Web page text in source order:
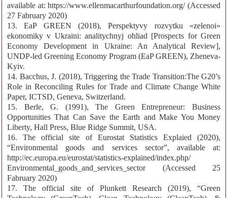
available at: https://www.ellenmacarthurfoundation.org/ (Accessed
27 Fabruary 2020)
13. EaP GREEN (2018), Perspektyvy rozvytku «zelenoi»
ekonomiky v Ukraini: analitychnyj ohliad [Prospects for Green
Economy Development in Ukraine: An Analytical Review],
UNDP-led Greening Economy Program (EaP GREEN), Zheneva-
Kyiv.
14. Bacchus, J. (2018), Triggering the Trade Transition:The G20’s
Role in Reconciling Rules for Trade and Climate Change White
Paper, ICTSD, Geneva, Switzerland.
15. Berle, G. (1991), The Green Entrepreneur: Business
Opportunities That Can Save the Earth and Make You Money
Liberty, Hall Press, Blue Ridge Summit, USA.
16. The official site of Eurostat Statistics Explaied (2020),
“Environmental goods and services sector”, available at:
http://ec.europa.eu/eurostat/statistics-explained/index.php/
Environmental_goods_and_services_sector (Accessed 25
Fabruary 2020)
17. The official site of Plunkett Research (2019), “Green